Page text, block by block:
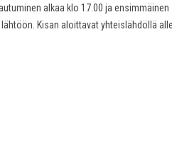
alkaa klo 17.00 ja ensimmäinen
Kisan aloittavat yhteislähdöllä